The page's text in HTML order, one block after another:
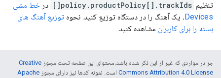
تنظیم policy.productPolicy[].trackIds[] در خط مشی
Devices، یک آهنگ را در دستگاه توزیع کنید. نحوه توزیع آهنگ های
بسته را برای کاربران مشاهده کنید.
جز در مواردی که غیر از این ذکر شده باشد،‌محتوای این صفحه تحت مجوز Creative
Commons Attribution 4.0 License است. نمونه کدها نیز دارای مجوز Apache